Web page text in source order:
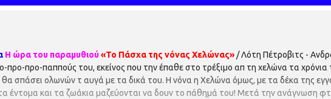
Η ώρα του παραμυθιού«Το Πάσχα της νόνας Χελώνας» / Λότη Πέτροβιτς -
προ-παππούς του, εκείνος που την έπαθε στο τρέξιμο απ τη χελώνα τα χρόνια
σπάσει ολωνών τ αυγά με τα δικά του. Η νόνα η Χελώνα όμως, με τα δέκα της
έντομα και τα ζωάκια μαζεύονται να δουν το πάθημά του! Μετά την ανάγνωση